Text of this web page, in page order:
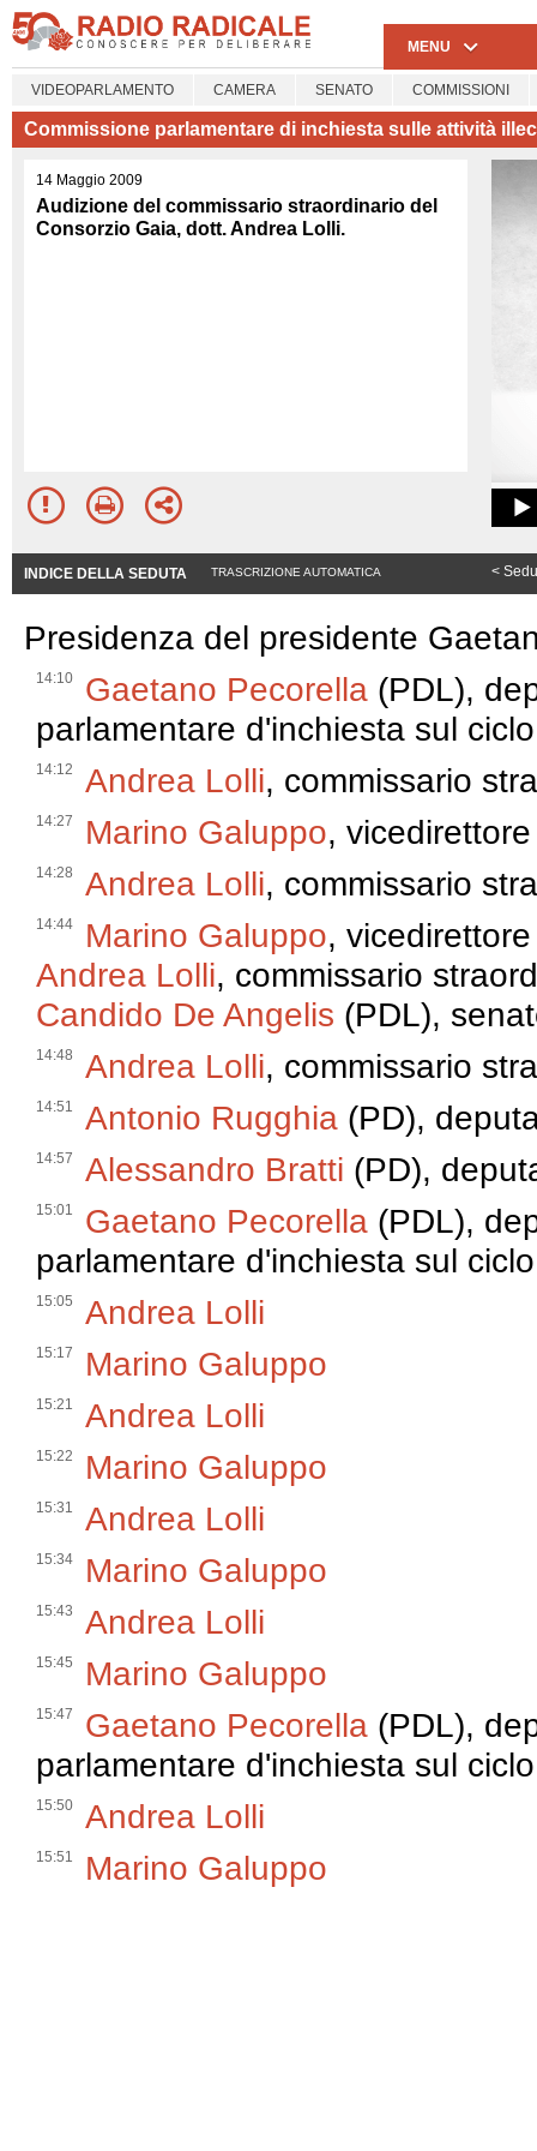
MENU
VIDEOPARLAMENTO CAMERA SENATO COMMISSIONI
Commissione parlamentare di inchiesta sulle attività
14 Maggio 2009
Audizione del commissario straordinario del
Consorzio Gaia, dott. Andrea Lolli.
INDICE DELLA SEDUTA TRASCRIZIONE AUTOMATICA <
Presidenza del presidente
14:10 Gaetano Pecorella (PDL),
parlamentare d'inchiesta sul
14:12 Andrea Lolli, commissario
14:27 Marino Galuppo,
14:28 Andrea Lolli, commissario
14:44 Marino Galuppo,
Andrea Lolli, commissario
Candido De Angelis (PDL),
14:48 Andrea Lolli, commissario
14:51 Antonio Rugghia (PD),
14:57 Alessandro Bratti (PD),
15:01 Gaetano Pecorella (PDL),
parlamentare d'inchiesta sul
15:05 Andrea Lolli
15:17 Marino Galuppo
15:21 Andrea Lolli
15:22 Marino Galuppo
15:31 Andrea Lolli
15:34 Marino Galuppo
15:43 Andrea Lolli
15:45 Marino Galuppo
15:47 Gaetano Pecorella (PDL),
parlamentare d'inchiesta sul
15:50 Andrea Lolli
15:51 Marino Galuppo